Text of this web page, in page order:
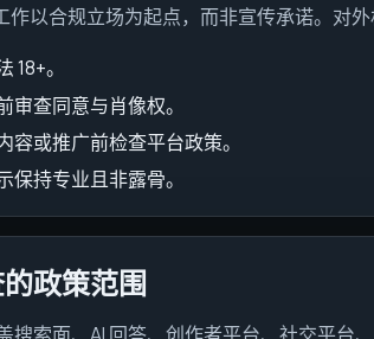
作以合规立场为起点，而非宣传承诺。对外
18+。
审查同意与肖像权。
容或推广前检查平台政策。
保持专业且非露骨。
政策范围